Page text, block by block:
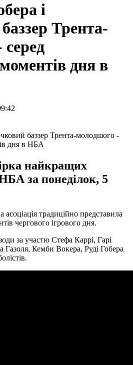
і
Трента-
дня в
найкращих
за понеділок, 5
асоціація традиційно представила
чергового ігрового дня.
за участю Стефа Каррі, Гарі
Кемби Вокера, Руді Гобера